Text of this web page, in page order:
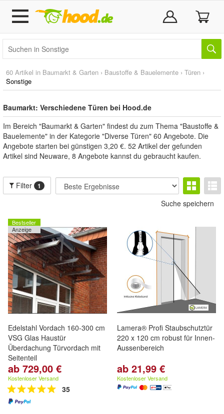
60 Artikel in Baumarkt & Garten › Baustoffe & Bauelemente › Türen ›
Sonstige
Baumarkt: Verschiedene Türen bei Hood.de
Im Bereich "Baumarkt & Garten" findest du zum Thema "Baustoffe &
Bauelemente" in der Kategorie "Diverse Türen" 60 Angebote. Die
Angebote starten bei günstigen 3,20 €. 52 Artikel der gefunden
Artikel sind Neuware, 8 Angebote kannst du gebraucht kaufen.
Filter 1
Suche speichern
Bestseller
Anzeige
Edelstahl Vordach 160-300 cm
VSG Glas Haustür
Überdachung Türvordach mit
Seitenteil
Edelstahl Glasvordach für die
Haustür – modern, langlebig &
optional Seitenteil
ab 729,00 €
Kostenloser Versand
35
Lamera® Profi Staubschutztür
220 x 120 cm robust für Innen-
Aussenbereich
ab 21,99 €
Kostenloser Versand